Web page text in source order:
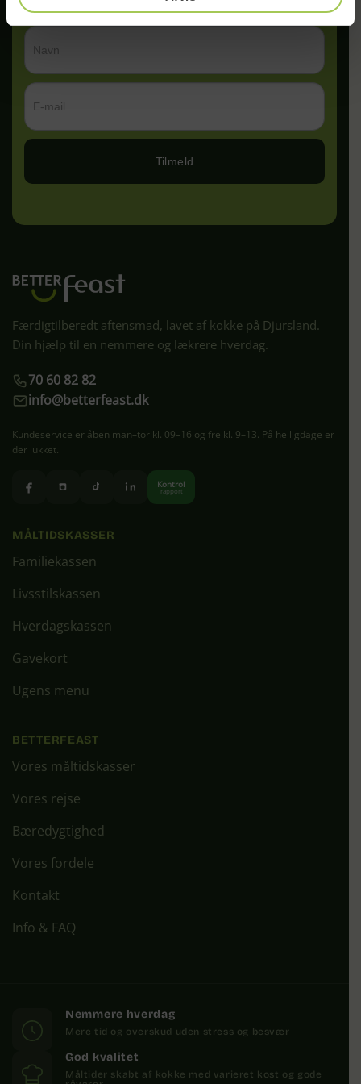
Tilmeld
Færdigtilberedt aftensmad, lavet af kokke på Djursland.
Din hjælp til en nemmere og lækrere hverdag.
70 60 82 82
info@betterfeast.dk
Kundeservice er åben man–tor kl. 09–16 og fre kl. 9–13. På helligdage er
der lukket.
Kontrol
rapport
MÅLTIDSKASSER
Familiekassen
Livsstilskassen
Hverdagskassen
Gavekort
Ugens menu
BETTERFEAST
Vores måltidskasser
Vores rejse
Bæredygtighed
Vores fordele
Kontakt
Info & FAQ
Nemmere hverdag
Mere tid og overskud uden stress og besvær
God kvalitet
Måltider skabt af kokke med varieret kost og gode